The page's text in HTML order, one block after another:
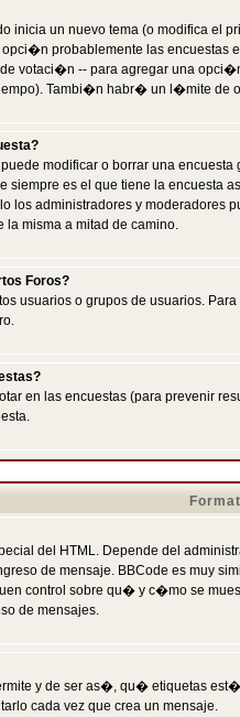
inicia un nuevo tema (o modifica el
probablemente las
votaci�n -- para agregar una
Tambi�n habr� un l�mite de
modificar o borrar una
siempre es el que tiene la encuesta
los administradores y moderadores
misma a mitad de camino.
Foros?
usuarios o grupos de usuarios.
en las encuestas (para prevenir
del HTML. Depende del
de mensaje. BBCode es muy
control sobre qu� y c�mo se
de mensajes.
y de ser as�, qu� etiquetas
cada vez que crea un mensaje.